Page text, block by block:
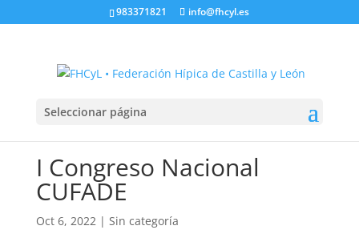
983371821 info@fhcyl.es
Seleccionar página
I Congreso Nacional
CUFADE
Oct 6, 2022| Sin categoría